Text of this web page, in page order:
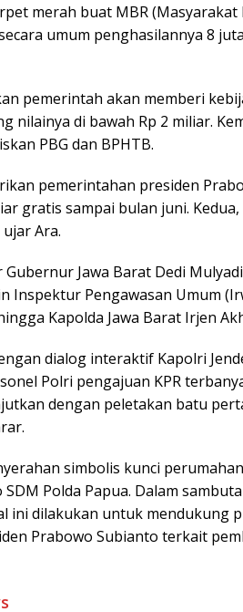
merah buat MBR
umum penghasilannya 8
pemerintah akan memberi
nilainya di bawah Rp 2 miliar.
PBG dan BPHTB.
pemerintahan presiden
gratis sampai bulan juni.
Ara.
Jawa Barat Dedi
Inspektur Pengawasan Umum
Kapolda Jawa Barat Irjen
dialog interaktif Kapolri
Polri pengajuan KPR
dengan peletakan batu
simbolis kunci
Polda Papua. Dalam
ini dilakukan untuk mendukung
Prabowo Subianto terkait